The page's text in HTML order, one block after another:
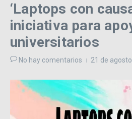
‘Laptops con
iniciativa para
universitarios
No hay comentarios 21 de